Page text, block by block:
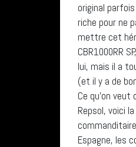
original
riche pour ne
mettre cet
CBR1000RR
lui, mais il a
(et il y a de
Ce qu’on
Repsol, voici
Espagne, les